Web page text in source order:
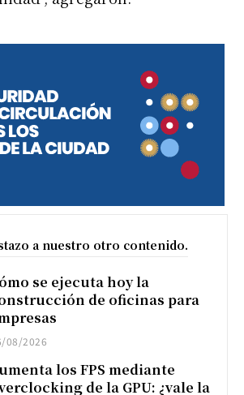
a nuestro otro contenido.
se ejecuta hoy la
de oficinas para
08/2026
los FPS mediante
de la GPU: ¿vale la